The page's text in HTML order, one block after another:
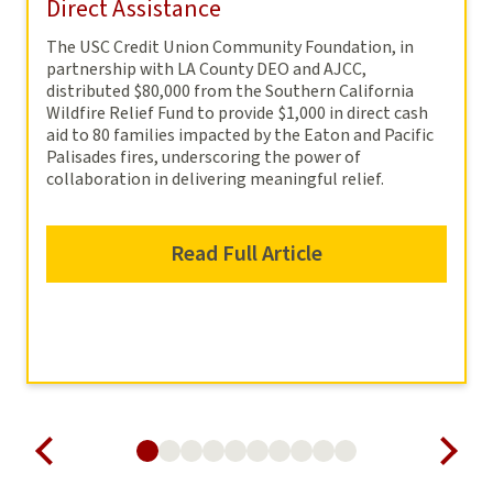
Direct Assistance
The USC Credit Union Community Foundation, in
partnership with LA County DEO and AJCC,
distributed $80,000 from the Southern California
Wildfire Relief Fund to provide $1,000 in direct cash
aid to 80 families impacted by the Eaton and Pacific
Palisades fires, underscoring the power of
collaboration in delivering meaningful relief.
Read Full Article